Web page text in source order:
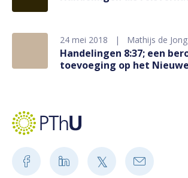
24 mei 2018 Mathijs de Jong
Handelingen 8:37; een
toevoeging op het